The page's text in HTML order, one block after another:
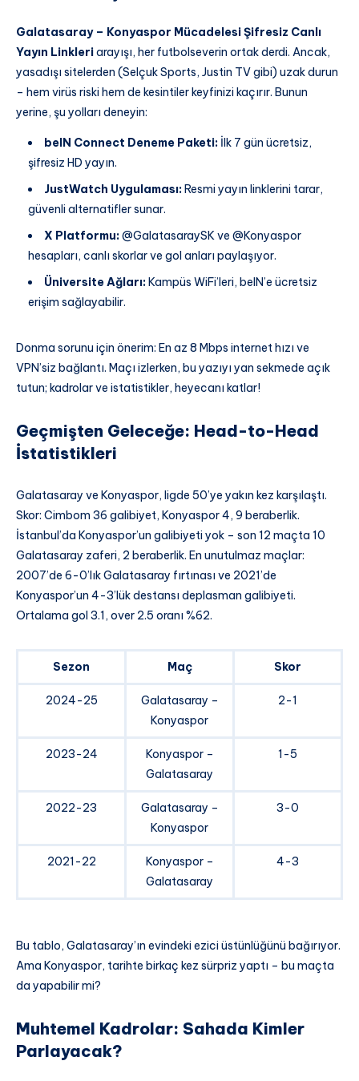
Galatasaray – Konyaspor Mücadelesi Şifresiz Canlı
Yayın Linkleriarayışı, her futbolseverin ortak derdi. Ancak,
yasadışı sitelerden (Selçuk Sports, Justin TV gibi) uzak durun
– hem virüs riski hem de kesintiler keyfinizi kaçırır. Bunun
yerine, şu yolları deneyin:
beIN Connect Deneme Paketi: İlk 7 gün ücretsiz,
şifresiz HD yayın.
JustWatch Uygulaması:Resmi yayın linklerini tarar,
güvenli alternatifler sunar.
X Platformu:@GalatasaraySK ve @Konyaspor
hesapları, canlı skorlar ve gol anları paylaşıyor.
Üniversite Ağları:Kampüs WiFi’leri, beIN’e ücretsiz
erişim sağlayabilir.
Donma sorunu için önerim: En az 8 Mbps internet hızı ve
VPN’siz bağlantı. Maçı izlerken, bu yazıyı yan sekmede açık
tutun; kadrolar ve istatistikler, heyecanı katlar!
Geçmişten Geleceğe: Head-to-Head
İstatistikleri
Galatasaray ve Konyaspor, ligde 50’ye yakın kez karşılaştı.
Skor: Cimbom 36 galibiyet, Konyaspor 4, 9 beraberlik.
İstanbul’da Konyaspor’un galibiyeti yok – son 12 maçta 10
Galatasaray zaferi, 2 beraberlik. En unutulmaz maçlar:
2007’de 6-0’lık Galatasaray fırtınası ve 2021’de
Konyaspor’un 4-3’lük destansı deplasman galibiyeti.
Ortalama gol 3.1, over 2.5 oranı %62.
Sezon Maç Skor
2024-25
Galatasaray –
Konyaspor
2-1
2023-24
Konyaspor –
Galatasaray
1-5
2022-23
Galatasaray –
Konyaspor
3-0
2021-22
Konyaspor –
Galatasaray
4-3
Bu tablo, Galatasaray’ın evindeki ezici üstünlüğünü bağırıyor.
Ama Konyaspor, tarihte birkaç kez sürpriz yaptı – bu maçta
da yapabilir mi?
Muhtemel Kadrolar: Sahada Kimler
Parlayacak?